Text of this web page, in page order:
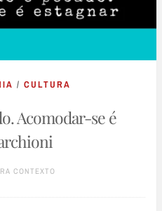
/ CULTURA
Acomodar-se é
CONTEXTO